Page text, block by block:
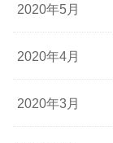
2020年5月
2020年4月
2020年3月